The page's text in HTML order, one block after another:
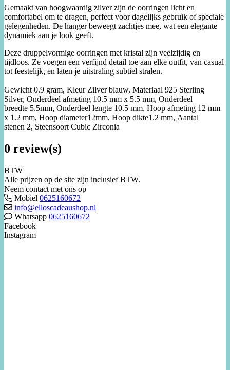
Gemaakt van hoogwaardig zilver zijn de oorringen licht en
comfortabel om te dragen, perfect voor dagelijks gebruik of speciale
gelegenheden. De hanger beweegt zachtjes mee, wat een elegante
dynamiek aan je look geeft.
Deze druppelvormige oorringen met kristal zijn veelzijdig en
tijdloos. Ze voegen een verfijnd detail toe aan elke outfit, van casual
tot feestelijk, en laten je uitstraling subtiel stralen.
Gewicht 0.9 gram, Kleur Zilver blauw, Materiaal 925 Sterling
Silver, Onderdeel afmeting 10.5 mm x 5.5 mm, Onderdeel
breedte 5.5mm, Onderdeel lengte 10.5 mm, Hoop afmeting 12 mm
x 1.2 mm, Hoop diameter12mm, Hoop dikte1.2 mm, Aantal
stenen 2, Steensoort Cubic Zirconia
0 review(s)
BTW
Alle prijzen op de site zijn inclusief BTW.
Neem contact met ons op
Mobiel 0625160672
info@elloscadeaushop.nl
Whatsapp 0625160672
Facebook
Instagram